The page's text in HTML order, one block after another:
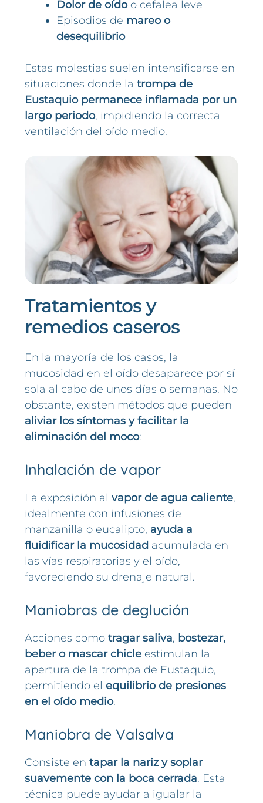
Dolor de oídoo cefalea leve
Episodios de mareo o
desequilibrio
Estas molestias suelen intensificarse en
situaciones donde latrompa de
Eustaquio permanece inflamada por un
largo periodo, impidiendo la correcta
ventilación del oído medio.
Tratamientos y
remedios caseros
En la mayoría de los casos, la
mucosidad en el oído desaparece por sí
sola al cabo de unos días o semanas. No
obstante, existen métodos que pueden
aliviar los síntomas y facilitar la
eliminación del moco:
Inhalación de vapor
La exposición alvapor de agua caliente,
idealmente con infusiones de
manzanilla o eucalipto, ayuda a
fluidificar la mucosidad acumulada en
las vías respiratorias y el oído,
favoreciendo su drenaje natural.
Maniobras de deglución
Acciones comotragar saliva, bostezar,
beber o mascar chicle estimulan la
apertura de la trompa de Eustaquio,
permitiendo elequilibrio de presiones
en el oído medio.
Maniobra de Valsalva
Consiste en tapar la nariz y soplar
suavemente con la boca cerrada. Esta
técnica puede ayudar a igualar la